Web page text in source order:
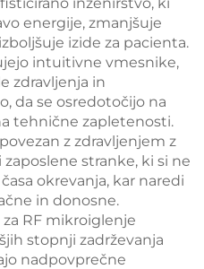
energije, zmanjšuje
izide za pacienta.
intuitivne vmesnike,
zdravljenja in
da se osredotočijo na
tehnične zapletenosti.
z zdravljenjem z
stranke, ki si ne
okrevanja, kar naredi
in donosne.
RF mikroiglenje
stopnji zadrževanja
nadpovprečne